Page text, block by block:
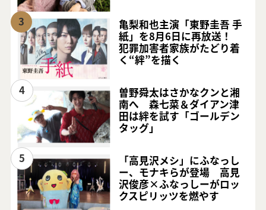
3
亀梨和也主演「東野圭吾 手
紙」を8月6日に再放送！
犯罪加害者家族がたどり着
く“絆”を描く
4
曽野舜太はさかなクンと湘
南へ 森七菜＆ダイアン津
田は絆を試す「ゴールデン
タッグ」
5
「高見沢メシ」にふなっし
ー、モナキらが登場 高見
沢俊彦×ふなっしーがロッ
クスピリッツを燃やす